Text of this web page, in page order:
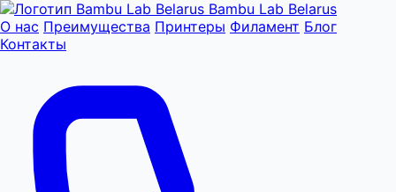
Bambu Lab Belarus
О нас Преимущества Принтеры Филамент Блог
Контакты